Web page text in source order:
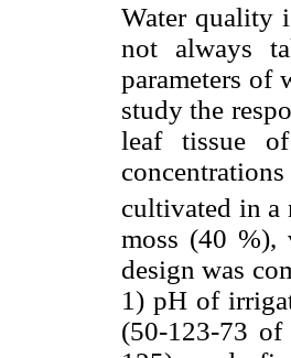
Water quality
not always
parameters of
study the
leaf tissue
cultivated in a
moss (40 %),
design was
1) pH of
(50-123-73